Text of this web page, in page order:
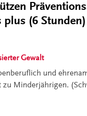
plus (6 Stunden)
Gewalt
und
Minderjährigen.